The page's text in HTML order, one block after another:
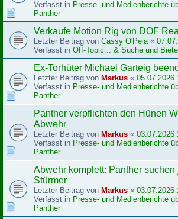
Verfasst in Presse- und Medienberichte
Panther
Verkaufe Motion Rig von DOF
Letzter Beitrag von Cassy O'Peia«
Verfasst in Off-Topic... & Suche und
Ex-Torhüter Michael Garteig
Letzter Beitrag von Markus « 05.07.2026
Verfasst in Presse- und Medienberichte
Panther
Panther verpflichten den Hünen
Abwehr
Letzter Beitrag von Markus « 03.07.2026
Verfasst in Presse- und Medienberichte
Panther
Abwehr komplett: Panther suchen
Stürmer
Letzter Beitrag von Markus « 03.07.2026
Verfasst in Presse- und Medienberichte
Panther